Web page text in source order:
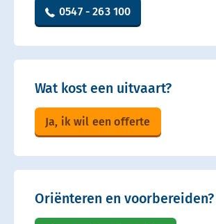
0547 - 263 100
Wat kost een uitvaart?
Ja, ik wil een offerte
Oriënteren en voorbereiden?